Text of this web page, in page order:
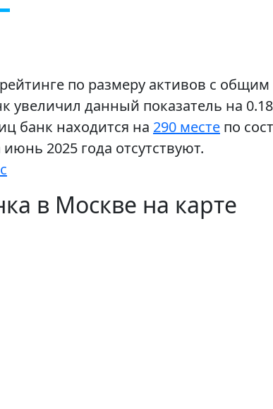
по размеру активов с
увеличил данный показатель на
банк находится на 290 месте по
2025 года отсутствуют.
в Москве на карте